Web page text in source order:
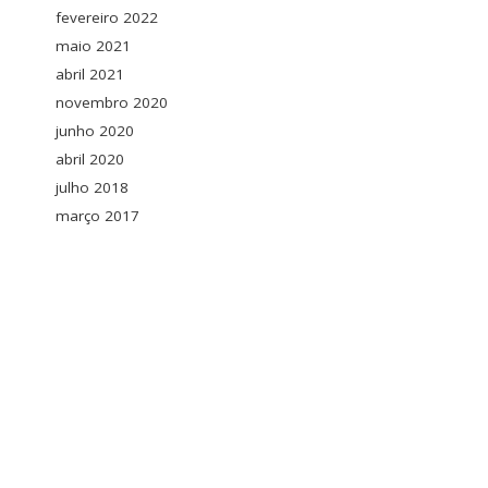
fevereiro 2022
maio 2021
abril 2021
novembro 2020
junho 2020
abril 2020
julho 2018
março 2017